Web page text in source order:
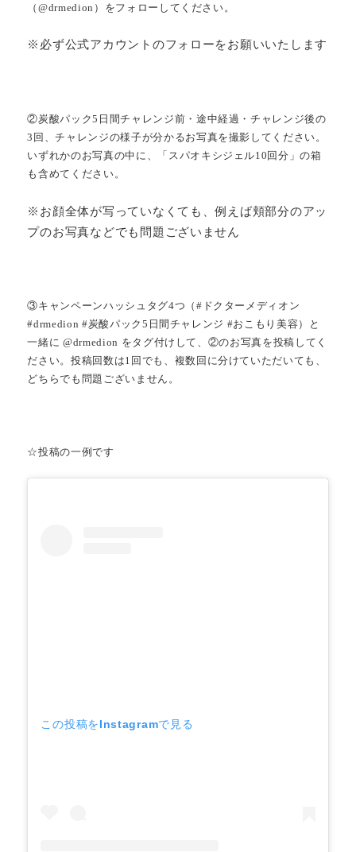
（@drmedion）をフォローしてください。
※必ず公式アカウントのフォローをお願いいたします
②炭酸パック5日間チャレンジ前・途中経過・チャレンジ後の
3回、チャレンジの様子が分かるお写真を撮影してください。
いずれかのお写真の中に、「スパオキシジェル10回分」の箱
も含めてください。
※お顔全体が写っていなくても、例えば頬部分のアッ
プのお写真などでも問題ございません
③キャンペーンハッシュタグ4つ（#ドクターメディオン
#drmedion #炭酸パック5日間チャレンジ #おこもり美容）と
一緒に @drmedion をタグ付けして、②のお写真を投稿してく
ださい。投稿回数は1回でも、複数回に分けていただいても、
どちらでも問題ございません。
☆投稿の一例です
この投稿をInstagramで見る